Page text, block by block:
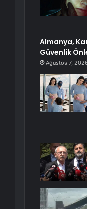
Almanya,
Güvenlik
Ağustos 7, 2026